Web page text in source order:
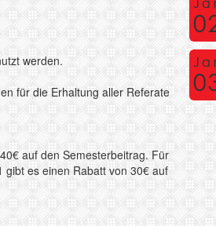
werden.
für die Erhaltung aller Referate
auf den Semesterbeitrag. Für
es einen Rabatt von 30€ auf